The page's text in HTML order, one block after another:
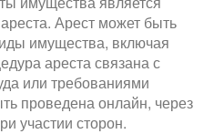
Арест может быть
имущества, включая
ареста связана с
или требованиями
проведена онлайн, через
участии сторон.